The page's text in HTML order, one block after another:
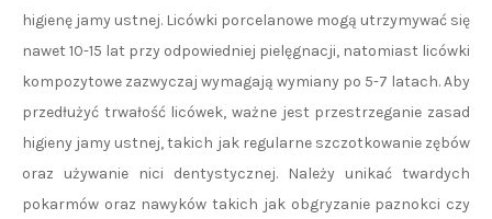
higienę jamy ustnej. Licówki porcelanowe mogą utrzymywać się
nawet 10-15 lat przy odpowiedniej pielęgnacji, natomiast licówki
kompozytowe zazwyczaj wymagają wymiany po 5-7 latach. Aby
przedłużyć trwałość licówek, ważne jest przestrzeganie zasad
higieny jamy ustnej, takich jak regularne szczotkowanie zębów
oraz używanie nici dentystycznej. Należy unikać twardych
pokarmów oraz nawyków takich jak obgryzanie paznokci czy